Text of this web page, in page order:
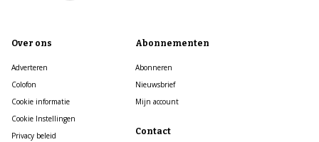
Over ons
Adverteren
Colofon
Cookie informatie
Cookie Instellingen
Privacy beleid
Abonnementen
Abonneren
Nieuwsbrief
Mijn account
Contact